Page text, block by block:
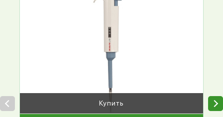
Купить